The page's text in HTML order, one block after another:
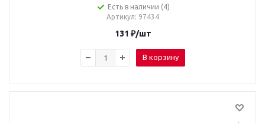
Есть в наличии (4)
Артикул: 97434
131 ₽/шт
В корзину